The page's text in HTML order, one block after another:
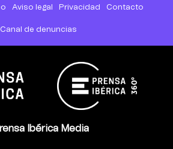
Aviso legal Privacidad Contacto
Canal de denuncias
Ibérica Media